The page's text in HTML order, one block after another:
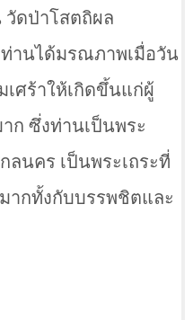
ดป่าโสตถิผล
านได้มรณภาพเมื่อวัน
เศร้าให้เกิดขึ้นแก่ผู้
ก ซึ่งท่านเป็นพระ
ลนคร เป็นพระเถระที่
ากทั้งกับบรรพชิตและ